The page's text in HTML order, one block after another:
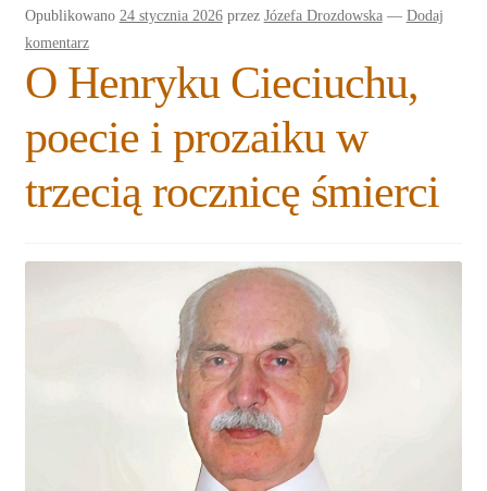
Opublikowano 24 stycznia 2026 przez Józefa Drozdowska — Dodaj
komentarz
O Henryku Cieciuchu,
poecie i prozaiku w
trzecią rocznicę śmierci